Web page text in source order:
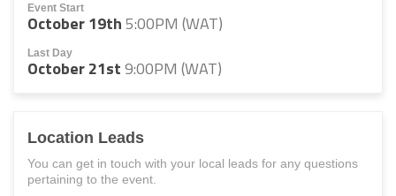
Event Start
October 19th5:00PM (WAT)
Last Day
October 21st9:00PM (WAT)
Location Leads
You can get in touch with your local leads for any questions
pertaining to the event.